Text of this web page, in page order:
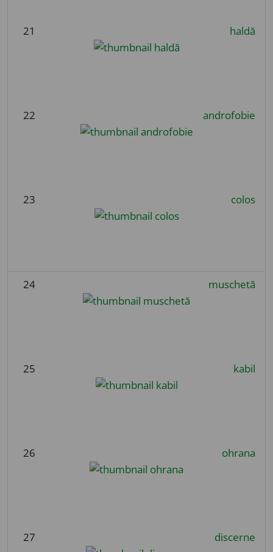
21 haldă
22 androfobie
23 colos
24 muschetă
25 kabil
26 ohrana
27 discerne